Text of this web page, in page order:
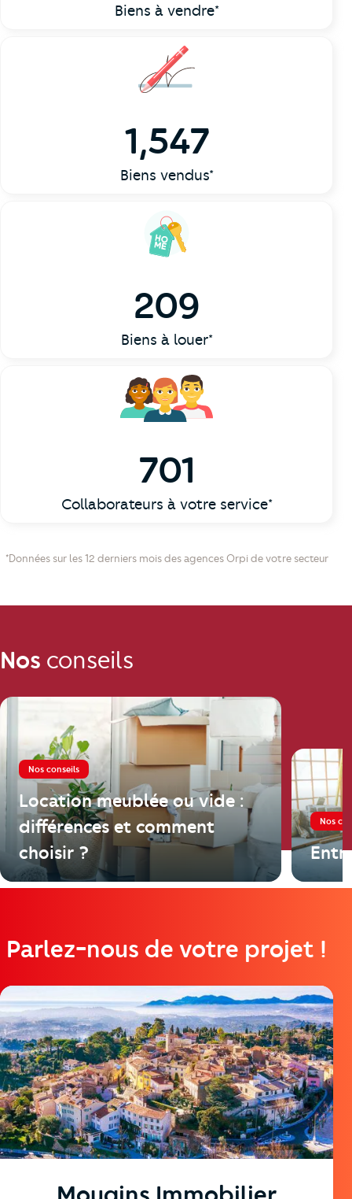
Biens à vendre*
1,547
Biens vendus*
209
Biens à louer*
701
Collaborateurs à votre service*
*Données sur les 12 derniers mois des agences Orpi de votre secteur
Nos conseils
Nos conseils
Location meublée ou vide :
différences et comment
choisir ?
Nos
Parlez-nous de votre projet !
https://cutjhqvjma.cloudimg.io/_prod_/orpibackend/